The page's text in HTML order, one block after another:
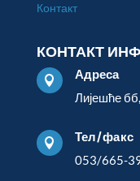
Контакт
КОНТАКТ

Адреса
Лијешће

Тел/факс
053/665-